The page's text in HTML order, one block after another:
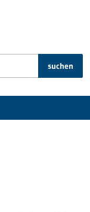
suchen